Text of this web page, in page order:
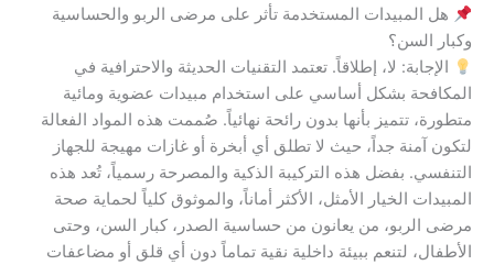
هل المبيدات المستخدمة تأثر على مرضى الربو والحساسية
وكبار السن؟
الإجابة: لا، إطلاقاً. تعتمد التقنيات الحديثة والاحترافية في
المكافحة بشكل أساسي على استخدام مبيدات عضوية ومائية
متطورة، تتميز بأنها بدون رائحة نهائياً. صُممت هذه المواد الفعالة
لتكون آمنة جداً، حيث لا تطلق أي أبخرة أو غازات مهيجة للجهاز
التنفسي. بفضل هذه التركيبة الذكية والمصرحة رسمياً، تُعد هذه
المبيدات الخيار الأمثل، الأكثر أماناً، والموثوق كلياً لحماية صحة
مرضى الربو، من يعانون من حساسية الصدر، كبار السن، وحتى
الأطفال، لتنعم ببيئة داخلية نقية تماماً دون أي قلق أو مضاعفات